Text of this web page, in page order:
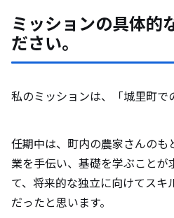
ミッションの具体的
ださい。
私のミッションは、「城里町で
任期中は、町内の農家さんの
業を手伝い、基礎を学ぶことが
て、将来的な独立に向けてスキ
だったと思います。